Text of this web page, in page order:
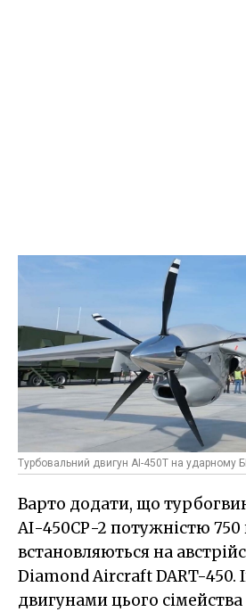
Турбовальний двигун AI-450T на ударному
Варто додати, що
АІ-450СР-2 потужністю 750
встановляються на
Diamond Aircraft DART-450.
двигунами цього сімейства